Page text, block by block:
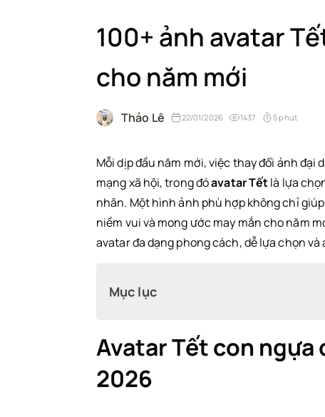
100+ ảnh avatar
cho năm mới
Thảo Lê 22/01/2026 1437 5 phút
Mỗi dịp đầu năm mới, việc thay đổi ảnh
mạng xã hội, trong đóavatar Tếtlà lựa
nhân. Một hình ảnh phù hợp không chỉ
niềm vui và mong ước may mắn cho năm
avatar đa dạng phong cách, dễ lựa chọn
Mục lục
Avatar Tết con ngựa cực chất cho Tết
Avatar Tết cute, meme dễ thương
Avatar Tết con ngựa
2026